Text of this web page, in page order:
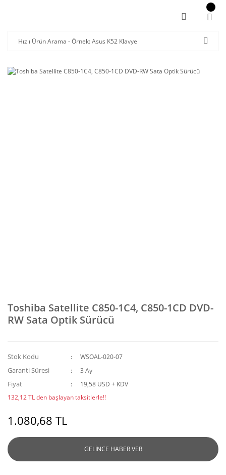
Toshiba Satellite C850-1C4, C850-1CD DVD-
RW Sata Optik Sürücü
Stok Kodu WSOAL-020-07
Garanti Süresi 3 Ay
Fiyat
19,58 USD + KDV
132,12 TL den başlayan taksitlerle!!
1.080,68 TL
GELİNCE HABER VER